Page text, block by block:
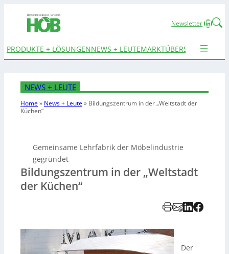
Newsletter
PRODUKTE + LÖSUNGENNEWS + LEUTEMARKTÜBERSICHTEN
NEWS + LEUTE
Home» News + Leute» Bildungszentrum in der „Weltstadt der
Küchen“
Gemeinsame Lehrfabrik der Möbelindustrie
gegründet
Bildungszentrum in der „Weltstadt
der Küchen“
Der